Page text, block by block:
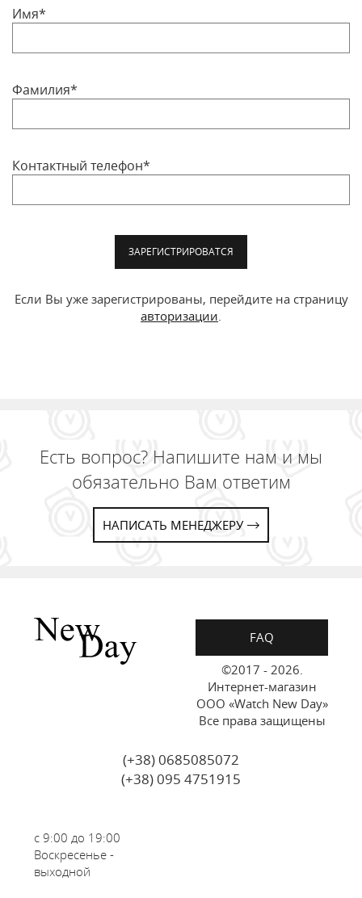
Имя*
Фамилия*
Контактный телефон*
ЗАРЕГИСТРИРОВАТСЯ
Если Вы уже зарегистрированы, перейдите на страницу
авторизации.
Есть вопрос? Напишите нам и мы
обязательно Вам ответим
НАПИСАТЬ МЕНЕДЖЕРУ
FAQ
©2017 - 2026.
Интернет-магазин
ООО «Watch New Day»
Все права защищены
(+38) 0685085072
(+38) 095 4751915
с 9:00 до 19:00
Воскресенье -
выходной